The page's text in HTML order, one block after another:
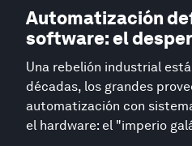
Automatización
software: el
Una rebelión industrial
décadas, los grandes
automatización con
el hardware: el "imperio